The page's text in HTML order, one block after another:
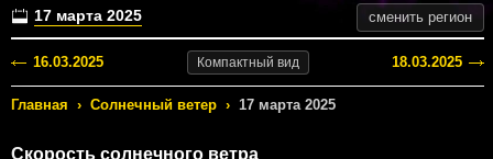
17 марта 2025 сменить регион
16.03.2025 Компактный вид 18.03.2025
Главная › Солнечный ветер › 17 марта 2025
Скорость солнечного ветра